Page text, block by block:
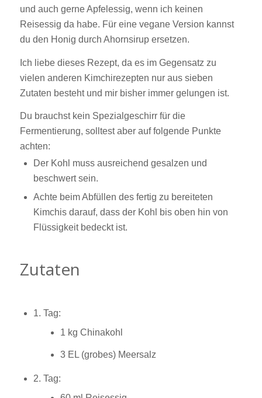
und auch gerne Apfelessig, wenn ich keinen
Reisessig da habe. Für eine vegane Version kannst
du den Honig durch Ahornsirup ersetzen.
Ich liebe dieses Rezept, da es im Gegensatz zu
vielen anderen Kimchirezepten nur aus sieben
Zutaten besteht und mir bisher immer gelungen ist.
Du brauchst kein Spezialgeschirr für die
Fermentierung, solltest aber auf folgende Punkte
achten:
Der Kohl muss ausreichend gesalzen und
beschwert sein.
Achte beim Abfüllen des fertig zu bereiteten
Kimchis darauf, dass der Kohl bis oben hin von
Flüssigkeit bedeckt ist.
Zutaten
1. Tag:
1 kg Chinakohl
3 EL (grobes) Meersalz
2. Tag: